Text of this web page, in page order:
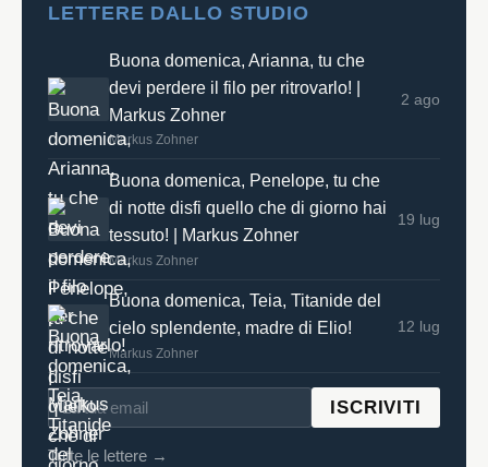
LETTERE DALLO STUDIO
Buona domenica, Arianna, tu che
devi perdere il filo per ritrovarlo! |
Markus Zohner
Markus Zohner
2 ago
Buona domenica, Penelope, tu che
di notte disfi quello che di giorno hai
tessuto! | Markus Zohner
Markus Zohner
19 lug
Buona domenica, Teia, Titanide del
cielo splendente, madre di Elio!
Markus Zohner
12 lug
ISCRIVITI
Tutte le lettere →